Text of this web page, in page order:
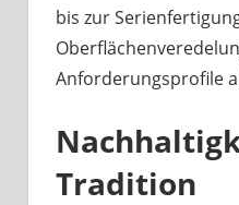
bis zur
Anforderungsprofile
Tradition